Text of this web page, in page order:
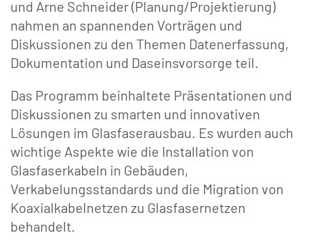
und Arne Schneider (Planung/Projektierung)
nahmen an spannenden Vorträgen und
Diskussionen zu den Themen Datenerfassung,
Dokumentation und Daseinsvorsorge teil.
Das Programm beinhaltete Präsentationen und
Diskussionen zu smarten und innovativen
Lösungen im Glasfaserausbau. Es wurden auch
wichtige Aspekte wie die Installation von
Glasfaserkabeln in Gebäuden,
Verkabelungsstandards und die Migration von
Koaxialkabelnetzen zu Glasfasernetzen
behandelt.